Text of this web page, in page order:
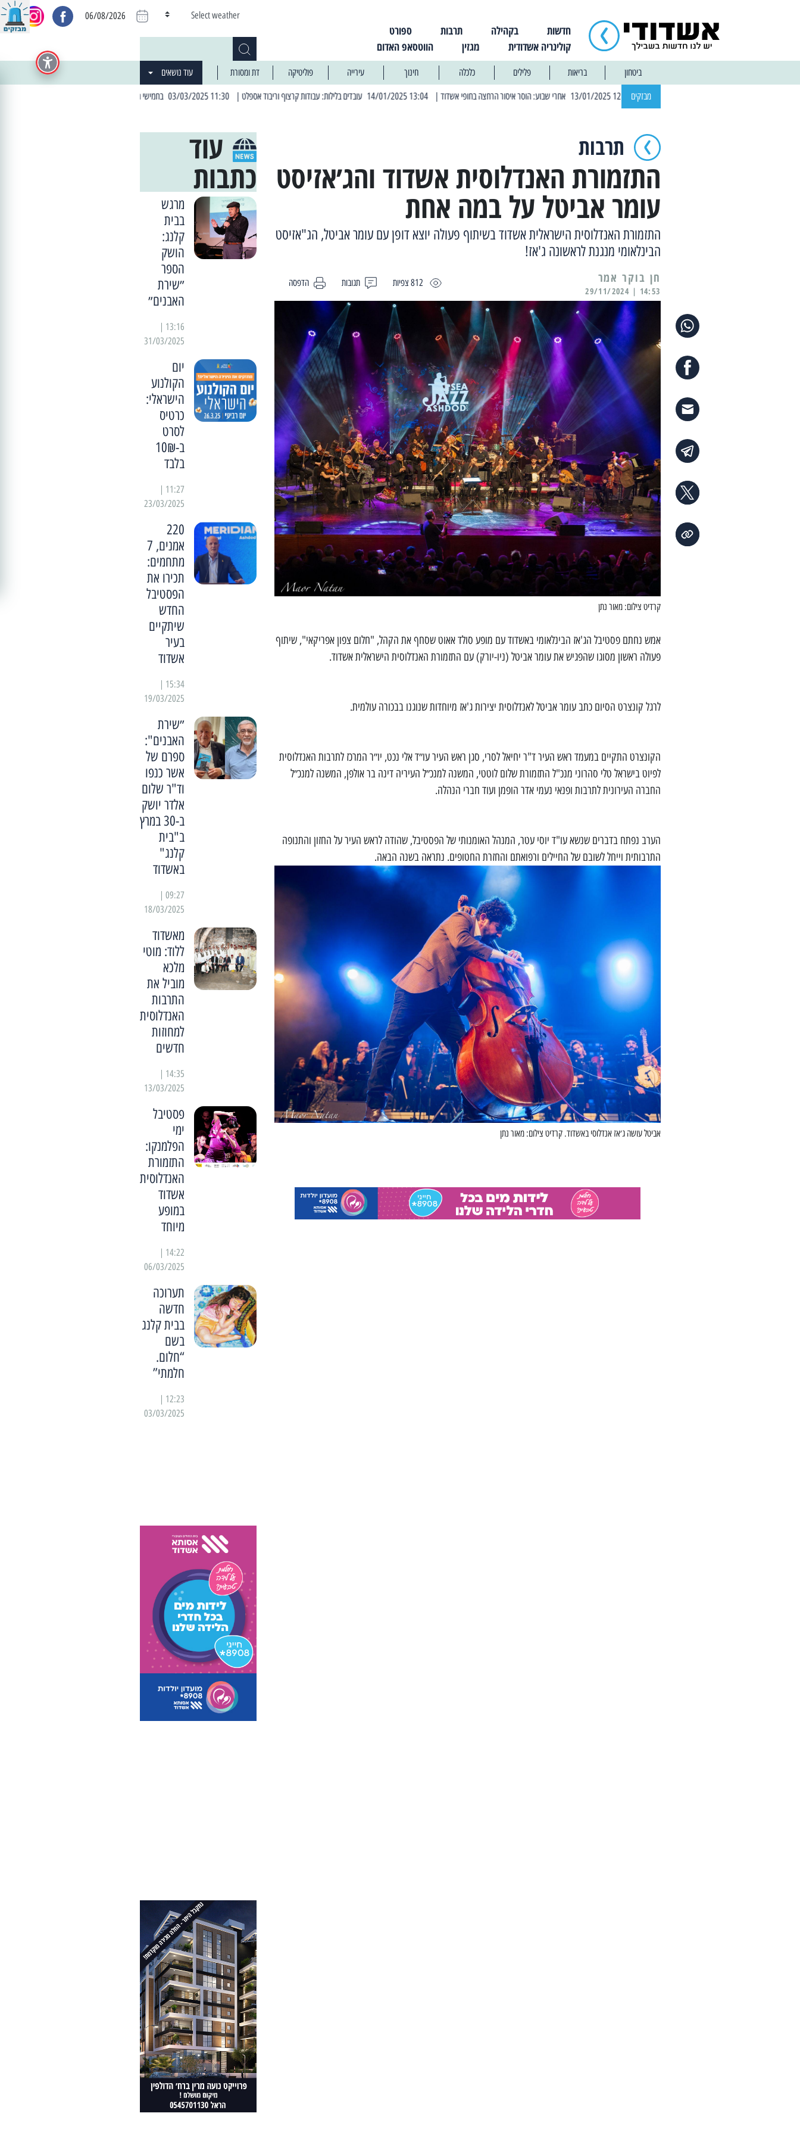
חדשות בקהילה תרבות
ספורט
קולינריה אשדודית
מגזין הווטסאפ האדום
Select weather
06/08/2026
ביטחון בריאות פלילים כלכלה חינוך עירייה פוליטיקה דת ומסורת עוד נושאים
מבזקים | 13:04 14/01/2025 עובדים בלילות: עבודות קרצוף וריבוד אספלט | 11:30 03/03/2025 בחמישי הקרוב: הרחובות בהם תהיה הפסקת חשמל יזומה
תרבות
התזמורת האנדלוסית אשדוד והג׳אזיסט
עומר אביטל על במה אחת
התזמורת האנדלוסית הישראלית אשדוד בשיתוף פעולה יוצא דופן עם עומר אביטל, הג"אזיסט
הבינלאומי מנגנת לראשונה ג'אז!
812 צפיות תגובות הדפסה
14:53 | 29/11/2024
קרדיט צילום: מאור נתן
אמש נחתם פסטיבל הג'אז הבינלאומי באשדוד עם מופע סולד אאוט שסחף את הקהל, "חלום צפון אפריקאי", שיתוף
פעולה ראשון מסוגו שהפגיש את עומר אביטל (ניו-יורק) עם התזמורת האנדלוסית הישראלית אשדוד.
לרגל קונצרט הסיום כתב עומר אביטל לאנדלוסית יצירות ג'אז מיוחדות שנוגנו בבכורה עולמית.
הקונצרט התקיים במעמד ראש העיר ד"ר יחיאל לסרי, סגן ראש העיר עו״ד אלי נכט, יו״ר המרכז לתרבות האנדלוסית
לפיוט בישראל טלי סהרוני מנכ"ל התזמורת שלום לוטטי, המשנה למנכ״ל העיריה דינה בר אולפן, המשנה למנכ״ל
החברה העירונית לתרבות ופנאי נעמי אדר הופמן ועוד חברי הנהלה.
הערב נפתח בדברים שנשא עו"ד יוסי עטר, המנהל האומנותי של הפסטיבל, שהודה לראש העיר על החזון והתנופה
התרבותית וייחל לשובם של החיילים ורפואתם והחזרת החטופים. נתראה בשנה הבאה.
אביטל עושה ג׳אז אנדלוסי באשדוד. קרדיט צילום: מאור נתן
עוד
כתבות
מרגש
בבית
קלנג:
הושק
הספר
״שירת
האבנים״
31/03/2025
יום
הקולנוע
הישראלי:
כרטיס
לסרט
ב-10₪
בלבד
23/03/2025
220
אמנים, 7
מתחמים:
תכירו את
הפסטיבל
החדש
שיתקיים
בעיר
אשדוד
19/03/2025
״שירת
האבנים":
ספרם של
אשר כנפו
וד"ר שלום
אלדר יושק
ב-30 במרץ
ב"בית
קלנג"
באשדוד
18/03/2025
מאשדוד
ללוד: מוטי
מלכא
מוביל את
התרבות
האנדלוסית
למחוזות
חדשים
13/03/2025
פסטיבל
ימי
הפלמנקו:
התזמורת
האנדלוסית
אשדוד
במופע
מיוחד
06/03/2025
תערוכה
חדשה
בבית קלנג
בשם
“חלום.
חלמתי”
03/03/2025